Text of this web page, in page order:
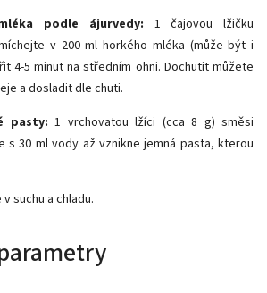
podle ájurvedy: 1 čajovou lžičku
v 200 ml horkého mléka (může být i
4-5 minut na středním ohni. Dochutit můžete
a dosladit dle chuti.
pasty: 1 vrchovatou lžíci (cca 8 g) směsi
s 30 ml vody až vznikne jemná pasta, kterou
suchu a chladu.